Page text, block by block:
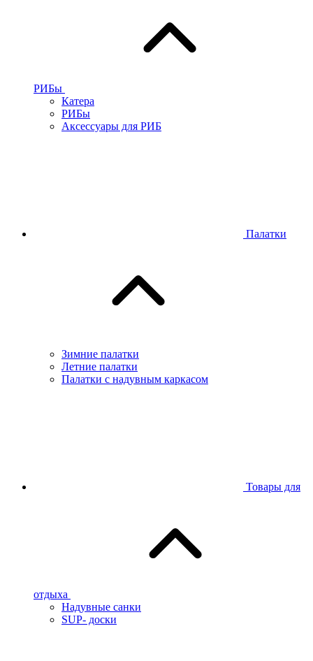
РИБы
Катера
РИБы
Аксессуары для РИБ
Палатки
Зимние палатки
Летние палатки
Палатки с надувным каркасом
Товары для
отдыха
Надувные санки
SUP- доски